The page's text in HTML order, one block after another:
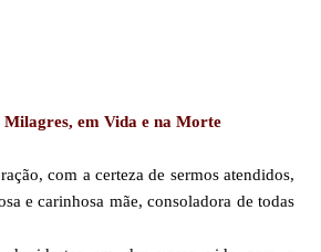
Milagres, em Vida e na Morte
com a certeza de sermos atendidos,
e carinhosa mãe, consoladora de todas